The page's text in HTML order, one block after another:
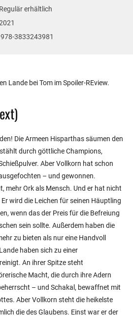
Regulär erhältlich
‎ 978-3833243981
Lande bei Tom im Spoiler-REview.
Die Armeen Hisparthas säumen den
durch göttliche Champions,
Aber Vollkorn hat schon
– und gewonnen.
mehr Ork als Mensch. Und er hat nicht
wird die Leichen für seinen Häuptling
wenn das der Preis für die Befreiung
sein sollte. Außerdem haben die
zu bieten als nur eine Handvoll
haben sich zu einer
An ihrer Spitze steht
Macht, die durch ihre Adern
– und Schakal, bewaffnet mit
Aber Vollkorn steht die heikelste
die des Glaubens. Einst war er der